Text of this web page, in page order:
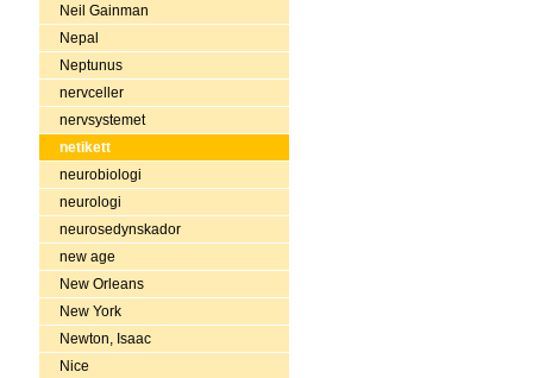
Neil Gainman
Nepal
Neptunus
nervceller
nervsystemet
netikett
neurobiologi
neurologi
neurosedynskador
new age
New Orleans
New York
Newton, Isaac
Nice